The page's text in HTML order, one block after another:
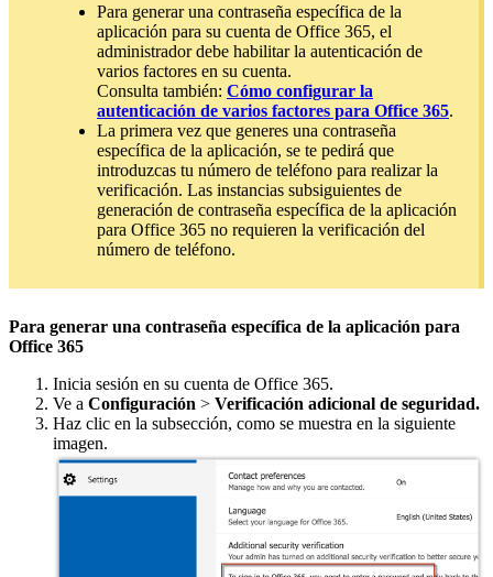
Para generar una contraseña específica de la
aplicación para su cuenta de Office 365, el
administrador debe habilitar la autenticación de
varios factores en su cuenta.
Consulta también: Cómo configurar la
autenticación de varios factores para Office 365.
La primera vez que generes una contraseña
específica de la aplicación, se te pedirá que
introduzcas tu número de teléfono para realizar la
verificación. Las instancias subsiguientes de
generación de contraseña específica de la aplicación
para Office 365 no requieren la verificación del
número de teléfono.
Para generar una contraseña específica de la aplicación para
Office 365
Inicia sesión en su cuenta de Office 365.
Ve a Configuración > Verificación adicional de seguridad.
Haz clic en la subsección, como se muestra en la siguiente
imagen.